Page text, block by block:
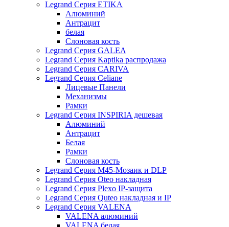
Legrand Серия ETIKA
Алюминий
Антрацит
белая
Слоновая кость
Legrand Серия GALEA
Legrand Серия Kaptika распродажа
Legrand Серия CARIVA
Legrand Серия Celiane
Лицевые Панели
Механизмы
Рамки
Legrand Серия INSPIRIA дешевая
Алюминий
Антрацит
Белая
Рамки
Слоновая кость
Legrand Серия M45-Мозаик и DLP
Legrand Серия Oteo накладная
Legrand Серия Plexo IP-защита
Legrand Серия Quteo накладная и IP
Legrand Серия VALENA
VALENA алюминий
VALENA белая